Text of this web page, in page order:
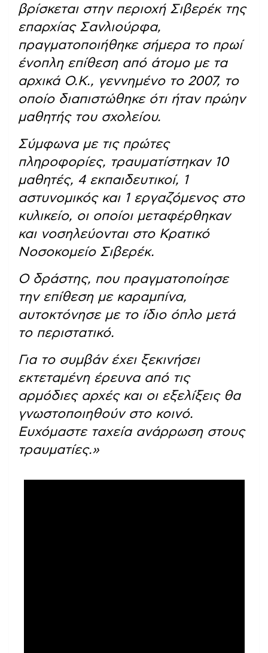
βρίσκεται στην περιοχή Σιβερέκ της
επαρχίας Σανλιούρφα,
πραγματοποιήθηκε σήμερα το πρωί
ένοπλη επίθεση από άτομο με τα
αρχικά Ο.Κ., γεννημένο το 2007, το
οποίο διαπιστώθηκε ότι ήταν πρώην
μαθητής του σχολείου.
Σύμφωνα με τις πρώτες
πληροφορίες, τραυματίστηκαν 10
μαθητές, 4 εκπαιδευτικοί, 1
αστυνομικός και 1 εργαζόμενος στο
κυλικείο, οι οποίοι μεταφέρθηκαν
και νοσηλεύονται στο Κρατικό
Νοσοκομείο Σιβερέκ.
Ο δράστης, που πραγματοποίησε
την επίθεση με καραμπίνα,
αυτοκτόνησε με το ίδιο όπλο μετά
το περιστατικό.
Για το συμβάν έχει ξεκινήσει
εκτεταμένη έρευνα από τις
αρμόδιες αρχές και οι εξελίξεις θα
γνωστοποιηθούν στο κοινό.
Ευχόμαστε ταχεία ανάρρωση στους
τραυματίες.»